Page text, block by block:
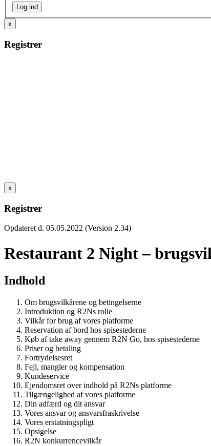
x
Registrer
x
Registrer
Opdateret d. 05.05.2022 (Version 2.34)
Restaurant 2 Night –
Indhold
Om brugsvilkårene og betingelserne
Introduktion og R2Ns rolle
Vilkår for brug af vores platforme
Reservation af bord hos spisestederne
Køb af take away gennem R2N Go, hos spisestederne
Priser og betaling
Fortrydelsesret
Fejl, mangler og kompensation
Kundeservice
Ejendomsret over indhold på R2Ns platforme
Tilgængelighed af vores platforme
Din adfærd og dit ansvar
Vores ansvar og ansvarsfraskrivelse
Vores erstatningspligt
Opsigelse
R2N konkurrencevilkår